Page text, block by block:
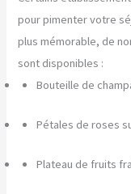
pour pimenter votre
plus mémorable, de
sont disponibles :
Bouteille de
Pétales de roses
Plateau de fruits